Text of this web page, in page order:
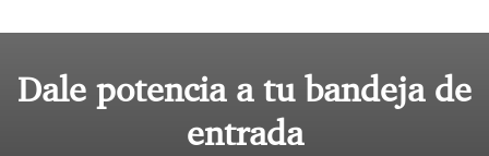
Dale potencia a tu bandeja de
entrada